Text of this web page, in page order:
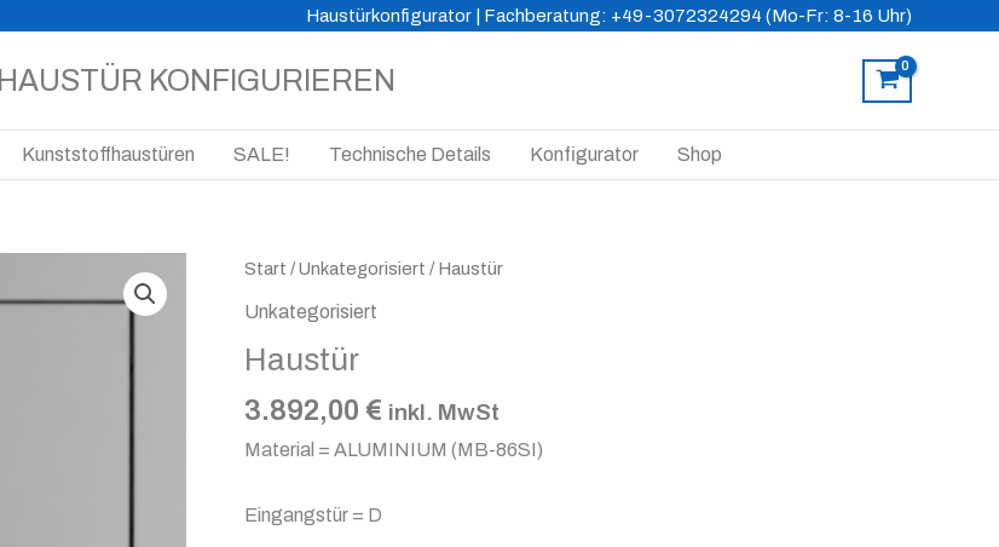
Haustürkonfigurator | Fachberatung: +49-3072324294 (Mo-Fr: 8-16 Uhr)
HAUSTÜR KONFIGURIEREN
Kunststoffhaustüren SALE! Technische Details Konfigurator Shop
Start /Unkategorisiert / Haustür
Unkategorisiert
Haustür
3.892,00 € inkl. MwSt
Material = ALUMINIUM (MB-86SI)
Eingangstür = D
Haustür